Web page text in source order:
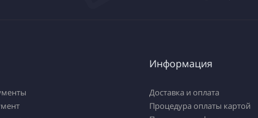
Информация
Доставка и оплата
Процедура оплаты картой